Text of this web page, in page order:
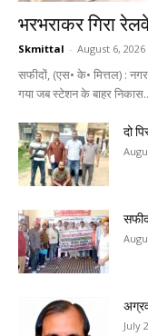
भरभराकर गिरा
Skmittal - August 6, 2026
सफीदों, (एस• के• मित्तल) :
गया जब स्टेशन के बाहर
दो
July